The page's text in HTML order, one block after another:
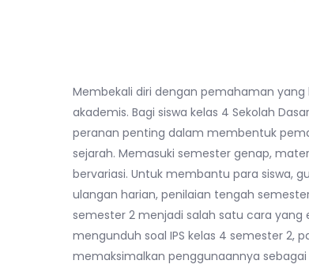
Membekali diri dengan pemahaman
akademis. Bagi siswa kelas 4 Sekolah
peranan penting dalam membentuk
sejarah. Memasuki semester genap,
bervariasi. Untuk membantu para siswa,
ulangan harian, penilaian tengah
semester 2 menjadi salah satu cara
mengunduh soal IPS kelas 4 semester 2,
memaksimalkan penggunaannya sebagai